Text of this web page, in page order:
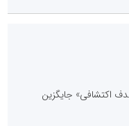
اکتشافی» جایگزین